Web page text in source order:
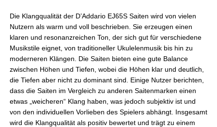
Die Klangqualität der D’Addario EJ65S Saiten wird von vielen
Nutzern als warm und voll beschrieben. Sie erzeugen einen
klaren und resonanzreichen Ton, der sich gut für verschiedene
Musikstile eignet, von traditioneller Ukulelenmusik bis hin zu
moderneren Klängen. Die Saiten bieten eine gute Balance
zwischen Höhen und Tiefen, wobei die Höhen klar und deutlich,
die Tiefen aber nicht zu dominant sind. Einige Nutzer berichten,
dass die Saiten im Vergleich zu anderen Saitenmarken einen
etwas „weicheren“ Klang haben, was jedoch subjektiv ist und
von den individuellen Vorlieben des Spielers abhängt. Insgesamt
wird die Klangqualität als positiv bewertet und trägt zu einem